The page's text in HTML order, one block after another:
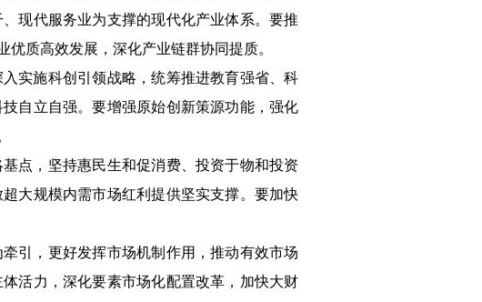
现代服务业为支撑的现代化产业体系。要推
质高效发展，深化产业链群协同提质。
实施科创引领战略，统筹推进教育强省、科
自立自强。要增强原始创新策源功能，强化
点，坚持惠民生和促消费、投资于物和投资
大规模内需市场红利提供坚实支撑。要加快
引，更好发挥市场机制作用，推动有效市场
活力，深化要素市场化配置改革，加快大财